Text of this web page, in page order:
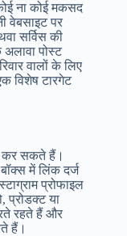
ना कोई मकसद
वेबसाइट पर
सर्विस की
पोस्ट
वालों के लिए
विशेष टारगेट
कर सकते हैं।
में लिंक दर्ज
प्रोफाइल
प्रोडक्ट या
रहते हैं और
हैं।